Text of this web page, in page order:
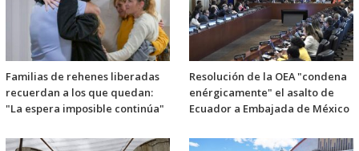
Familias de rehenes liberadas
recuerdan a los que quedan:
"La espera imposible continúa"
Resolución de la OEA "condena
enérgicamente" el asalto de
Ecuador a Embajada de México